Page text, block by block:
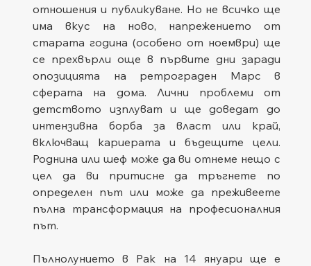
отношения и публикуване. Но не всичко ще
има вкус на ново, напрежението от
старата година (особено от ноември) ще
се прехвърли още в първите дни заради
опозицията на ретрограден Марс в
сферата на дома. Лични проблеми от
детството изплуват и ще доведат до
интензивна борба за власт или край,
включващ кариерата и бъдещите цели.
Роднина или шеф може да ви отнеме нещо с
цел да ви притисне да тръгнете по
определен път или може да преживеете
пълна трансформация на професионалния
път.
Пълнолунието в Рак на 14 януари ще е